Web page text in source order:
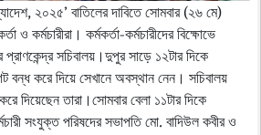
২০২৫’ বাতিলের দাবিতে সোমবার (২৬ মে)
ও কর্মচারীরা। কর্মকর্তা-কর্মচারীদের বিক্ষোভে
সচিবালয়।দুপুর সাড়ে ১২টার দিকে
বন্ধ করে দিয়ে সেখানে অবস্থান নেন। সচিবালয়
দিয়েছেন তারা।সোমবার বেলা ১১টার দিকে
সংযুক্ত পরিষদের সভাপতি মো. বাদিউল কবীর ও